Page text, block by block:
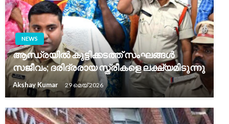
NEWS
ആന്ധ്രയിൽ കുട്ടിക്കടത്ത് സംഘങ്ങൾ
സജീവം; ദരിദ്രരായ സ്ത്രീകളെ ലക്ഷ്യമിടുന്നു
Akshay Kumar 29 മെയ്‌ 2026